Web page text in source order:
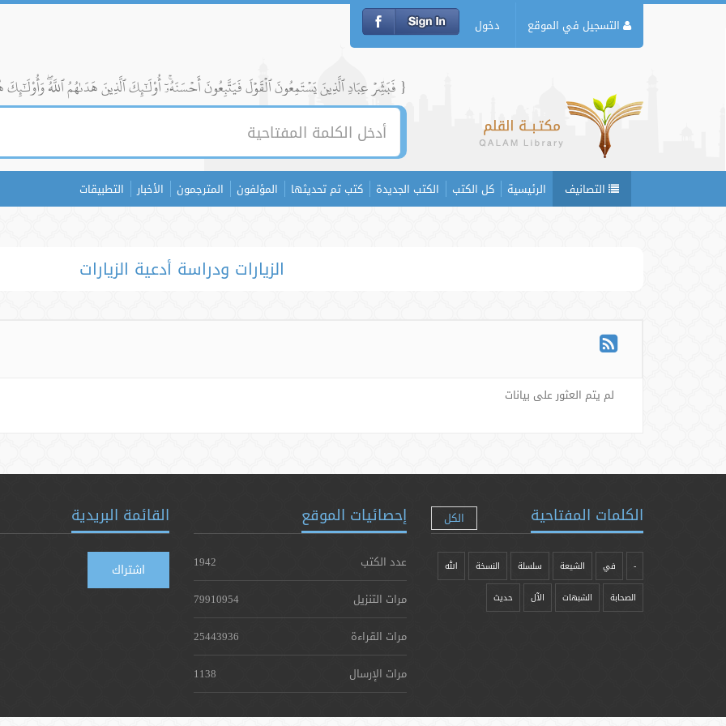
التسجيل في الموقع دخول
{ فَبَشِّرۡ عِبَادِ ٱلَّذِينَ يَسۡتَمِعُونَ ٱلۡقَوۡلَ فَيَتَّبِعُونَ أَحۡسَنَهُۥٓۚ أُوْلَٰٓئِكَ ٱلَّذِينَ هَدَىٰهُمُ ٱللَّهُۖ وَأُوْلَٰٓئِكَ
التصانيف الرئيسية كل الكتب الكتب الجديدة كتب تم تحديثها المؤلفون المترجمون الأخبار التطبيقات
الزيارات ودراسة أدعية الزيارات
لم يتم العثور على بيانات
الكلمات المفتاحية الكل
- في الشيعة سلسلة النسخة الله
الصحابة الشبهات الآل حدیث
إحصائيات الموقع
عدد الكتب
1942
مرات التنزيل
79910954
مرات القراءة
25443936
مرات الإرسال
1138
القائمة البريدية
اشتراك